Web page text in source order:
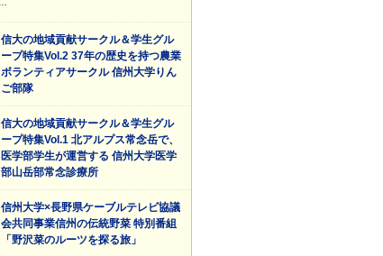
信大の地域貢献サークル＆学生グル
ープ特集Vol.2 37年の歴史を持つ農業
ボランティアサークル 信州大学りん
ご部隊
信大の地域貢献サークル＆学生グル
ープ特集Vol.1 北アルプス常念岳で、
医学部学生が運営する 信州大学医学
部山岳部常念診療所
信州大学×長野県ケーブルテレビ協議
会共同事業信州の伝統野菜 特別番組
「野沢菜のルーツを探る旅」